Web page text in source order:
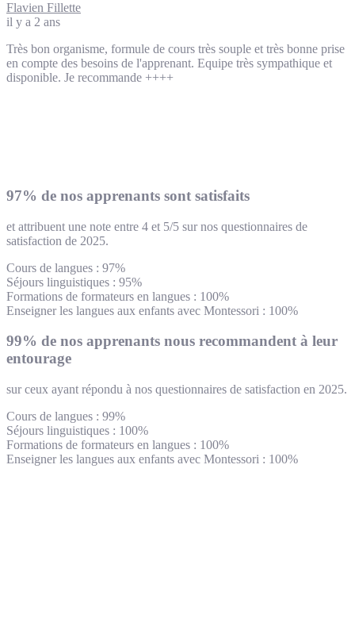
Flavien Fillette
il y a 2 ans
Très bon organisme, formule de cours très souple et très bonne prise
en compte des besoins de l'apprenant. Equipe très sympathique et
disponible. Je recommande ++++
97% de nos apprenants sont satisfaits
et attribuent une note entre 4 et 5/5 sur nos questionnaires de
satisfaction de 2025.
Cours de langues : 97%
Séjours linguistiques : 95%
Formations de formateurs en langues : 100%
Enseigner les langues aux enfants avec Montessori : 100%
99% de nos apprenants nous recommandent à leur
entourage
sur ceux ayant répondu à nos questionnaires de satisfaction en 2025.
Cours de langues : 99%
Séjours linguistiques : 100%
Formations de formateurs en langues : 100%
Enseigner les langues aux enfants avec Montessori : 100%